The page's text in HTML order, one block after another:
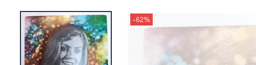
-62%